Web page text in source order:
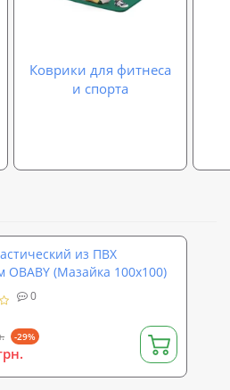
Коврики для фитнеса
и спорта
из ПВХ
OBABY (Мазайка 100х100)
0
-29%